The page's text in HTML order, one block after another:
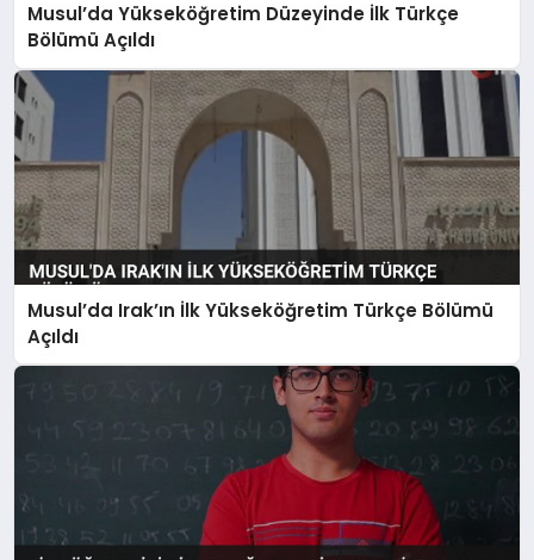
Musul’da Yükseköğretim Düzeyinde İlk Türkçe
Bölümü Açıldı
Musul’da Irak’ın İlk Yükseköğretim Türkçe Bölümü
Açıldı